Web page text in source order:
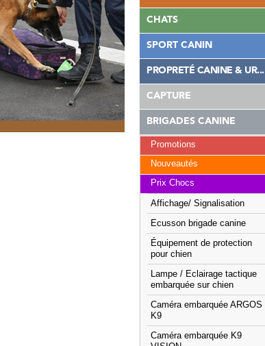
CHATS
SPORT CANIN
PROPRETÉ CANINE & UR...
CAPTURE
BRIGADES CANINE
Promotions
Nouveautés
Prix Chocs
Affichage/ Signalisation
Ecusson brigade canine
Équipement de protection
pour chien
Lampe / Eclairage tactique
embarquée sur chien
Caméra embarquée ARGOS
K9
Caméra embarquée K9